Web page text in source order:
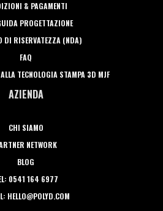
& PAGAMENTI
PROGETTAZIONE
DI RISERVATEZZA (NDA)
FAQ
TECNOLOGIA STAMPA 3D MJF
AZIENDA
CHI SIAMO
NETWORK
BLOG
0541 164 6977
HELLO@POLYD.COM